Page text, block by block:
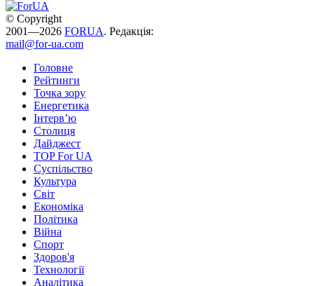
© Copyright
2001—2026 FORUA. Редакція:
mail@for-ua.com
Головне
Рейтинги
Точка зору
Енергетика
Інтерв’ю
Столиця
Дайджест
TOP For UA
Суспiльство
Культура
Світ
Економіка
Політика
Війна
Спорт
Здоров'я
Технології
Аналітика